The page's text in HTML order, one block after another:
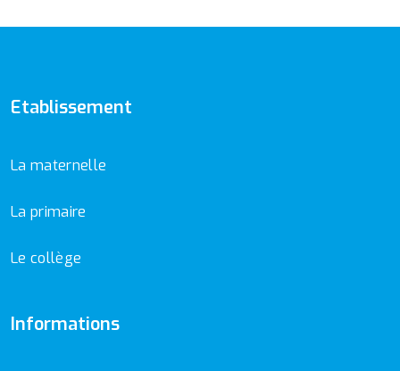
Etablissement
La maternelle
La primaire
Le collège
Informations